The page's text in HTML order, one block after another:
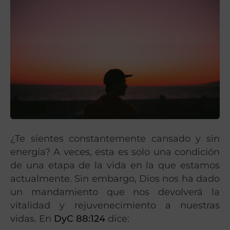
¿Te sientes constantemente cansado y sin
energía? A veces, esta es solo una condición
de una etapa de la vida en la que estamos
actualmente. Sin embargo, Dios nos ha dado
un mandamiento que nos devolverá la
vitalidad y rejuvenecimiento a nuestras
vidas. En DyC 88:124 dice: